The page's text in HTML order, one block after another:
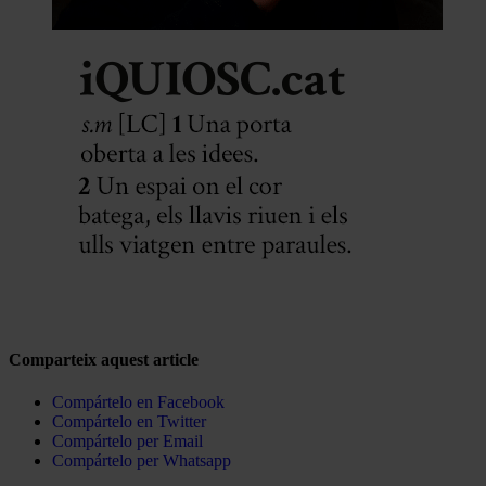
Comparteix aquest article
Compártelo en Facebook
Compártelo en Twitter
Compártelo per Email
Compártelo per Whatsapp